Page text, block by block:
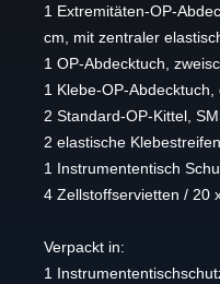
1 Extremitäten-OP-
cm, mit zentraler
1 OP-Abdecktuch,
1 Klebe-OP-
2 Standard-OP-Kittel,
2 elastische
1 Instrumententisch
4 Zellstoffservietten / 20
Verpackt in:
1